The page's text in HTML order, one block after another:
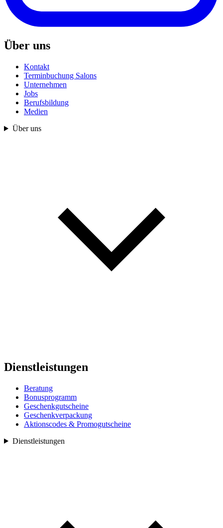
Über uns
Kontakt
Terminbuchung Salons
Unternehmen
Jobs
Berufsbildung
Medien
Über uns
Dienstleistungen
Beratung
Bonusprogramm
Geschenkgutscheine
Geschenkverpackung
Aktionscodes & Promogutscheine
Dienstleistungen